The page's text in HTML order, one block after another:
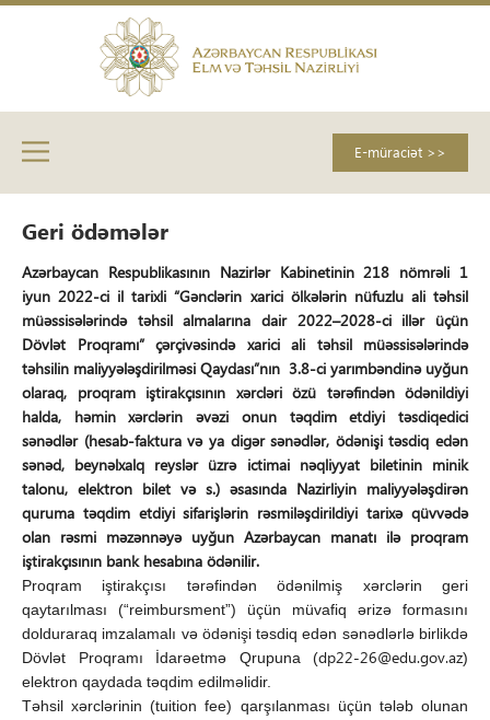
E-müraciət >>
Geri ödəmələr
Azərbaycan Respublikasının Nazirlər Kabinetinin 218 nömrəli 1
iyun 2022-ci il tarixli“Gənclərin xarici ölkələrin nüfuzlu ali təhsil
müəssisələrində təhsil almalarına dair 2022–2028-ci illər üçün
Dövlət Proqramı” çərçivəsində xarici ali təhsil müəssisələrində
təhsilin maliyyələşdirilməsi Qaydası”nın 3.8-ci yarımbəndinə uyğun
olaraq, proqram iştirakçısının xərcləri özü tərəfindən ödənildiyi
halda, həmin xərclərin əvəzi onun təqdim etdiyi təsdiqedici
sənədlər (hesab-faktura və ya digər sənədlər, ödənişi təsdiq edən
sənəd, beynəlxalq reyslər üzrə ictimai nəqliyyat biletinin minik
talonu, elektron bilet və s.) əsasında Nazirliyin maliyyələşdirən
quruma təqdim etdiyi sifarişlərin rəsmiləşdirildiyi tarixə qüvvədə
olan rəsmi məzənnəyə uyğun Azərbaycan manatı ilə proqram
iştirakçısının bank hesabına ödənilir.
Proqram iştirakçısı tərəfindən ödənilmiş xərclərin geri
qaytarılması (“reimbursment”) üçün müvafiq ərizə formasını
dolduraraq imzalamalı və ödənişi təsdiq edən sənədlərlə birlikdə
Dövlət Proqramı İdarəetmə Qrupuna (dp22-26@edu.gov.az)
elektron qaydada təqdim edilməlidir.
Təhsil xərclərinin (tuition fee) qarşılanması üçün tələb olunan